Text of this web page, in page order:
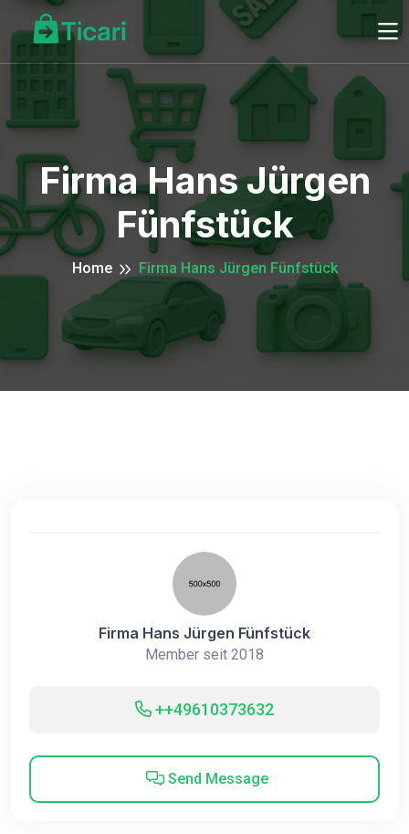
Firma Hans Jürgen
Fünfstück
Home Firma Hans Jürgen Fünfstück
Firma Hans Jürgen Fünfstück
Member seit 2018
++49610373632
Send Message